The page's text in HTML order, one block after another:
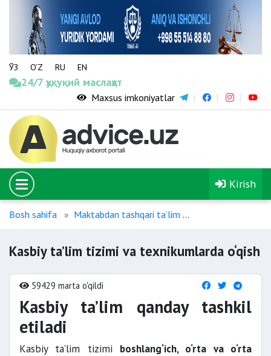
ЎЗ O‘Z RU EN
24/7 ҳуқуқий маслаҳат
Maxsus imkoniyatlar
Kirish
Bosh sahifa Maktabdan tashqari ta’lim
Kasbiy ta’lim tizimi va texnikumlarda o‘qish
59429 marta o'qildi
Kasbiy ta’lim qanday tashkil
etiladi
Kasbiy ta’lim tizimi boshlang‘ich, o‘rta va o‘rta